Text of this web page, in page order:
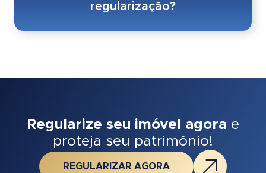
regularização?
Regularize seu imóvel agora e
proteja seu patrimônio!
REGULARIZAR AGORA